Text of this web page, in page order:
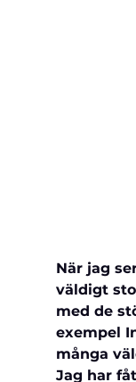
När jag
väldigt
med de
exempel
många
Jag har